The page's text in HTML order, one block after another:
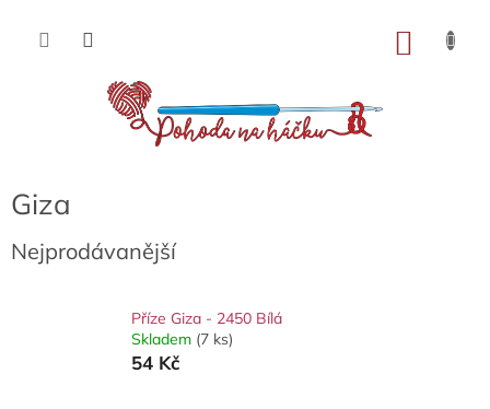
obsah
Giza
Nejprodávanější
Příze Giza - 2450 Bílá
Skladem (7 ks)
54 Kč